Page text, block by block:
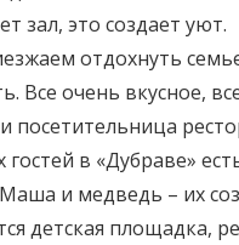
зал, это создает уют.
отдохнуть
Все очень вкусное,
посетительница
в «Дубраве»
и медведь – их
детская площадка,